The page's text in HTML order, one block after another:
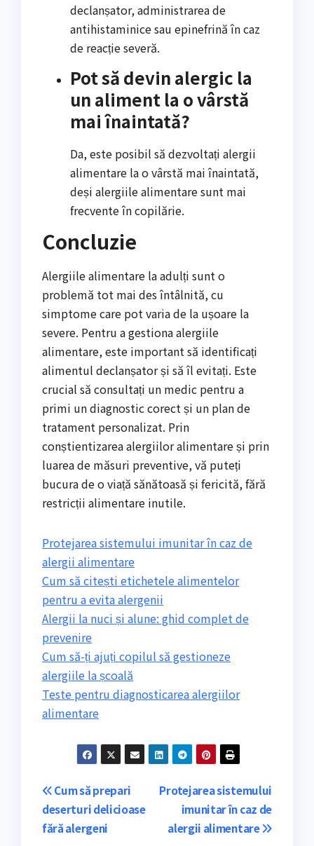
declanșator, administrarea de
antihistaminice sau epinefrină în caz
de reacție severă.
Pot să devin alergic la
un aliment la o vârstă
mai înaintată?
Da, este posibil să dezvoltați alergii
alimentare la o vârstă mai înaintată,
deși alergiile alimentare sunt mai
frecvente în copilărie.
Concluzie
Alergiile alimentare la adulți sunt o
problemă tot mai des întâlnită, cu
simptome care pot varia de la ușoare la
severe. Pentru a gestiona alergiile
alimentare, este important să identificați
alimentul declanșator și să îl evitați. Este
crucial să consultați un medic pentru a
primi un diagnostic corect și un plan de
tratament personalizat. Prin
conștientizarea alergiilor alimentare și prin
luarea de măsuri preventive, vă puteți
bucura de o viață sănătoasă și fericită, fără
restricții alimentare inutile.
Protejarea sistemului imunitar în caz de
alergii alimentare
Cum să citești etichetele alimentelor
pentru a evita alergenii
Alergii la nuci și alune: ghid complet de
prevenire
Cum să-ți ajuți copilul să gestioneze
alergiile la școală
Teste pentru diagnosticarea alergiilor
alimentare
Navigare
în
Protejarea sistemului
imunitar în caz de
alergii alimentare
Cum să prepari
deserturi delicioase
fără alergeni